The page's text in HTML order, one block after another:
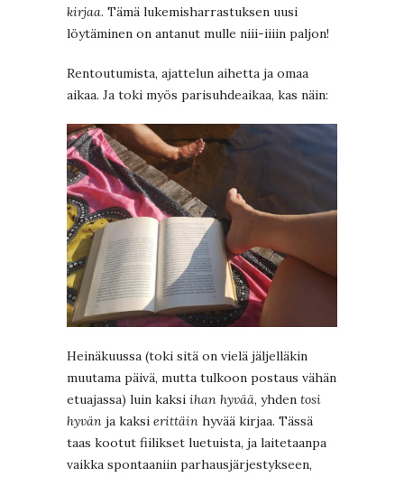
kirjaa. Tämä lukemisharrastuksen uusi
löytäminen on antanut mulle niii-iiiin paljon!
Rentoutumista, ajattelun aihetta ja omaa
aikaa. Ja toki myös parisuhdeaikaa, kas näin:
Heinäkuussa (toki sitä on vielä jäljelläkin
muutama päivä, mutta tulkoon postaus vähän
etuajassa) luin kaksi ihan hyvää, yhden tosi
hyvän ja kaksi erittäin hyvää kirjaa. Tässä
taas kootut fiilikset luetuista, ja laitetaanpa
vaikka spontaaniin parhausjärjestykseen,